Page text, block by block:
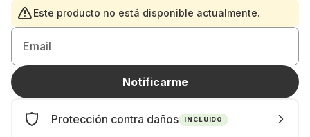
Este producto no está disponible actualmente.
Email
Notificarme
Protección contra daños INCLUIDO